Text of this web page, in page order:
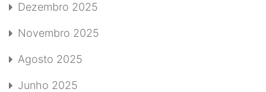
Dezembro 2025
Novembro 2025
Agosto 2025
Junho 2025